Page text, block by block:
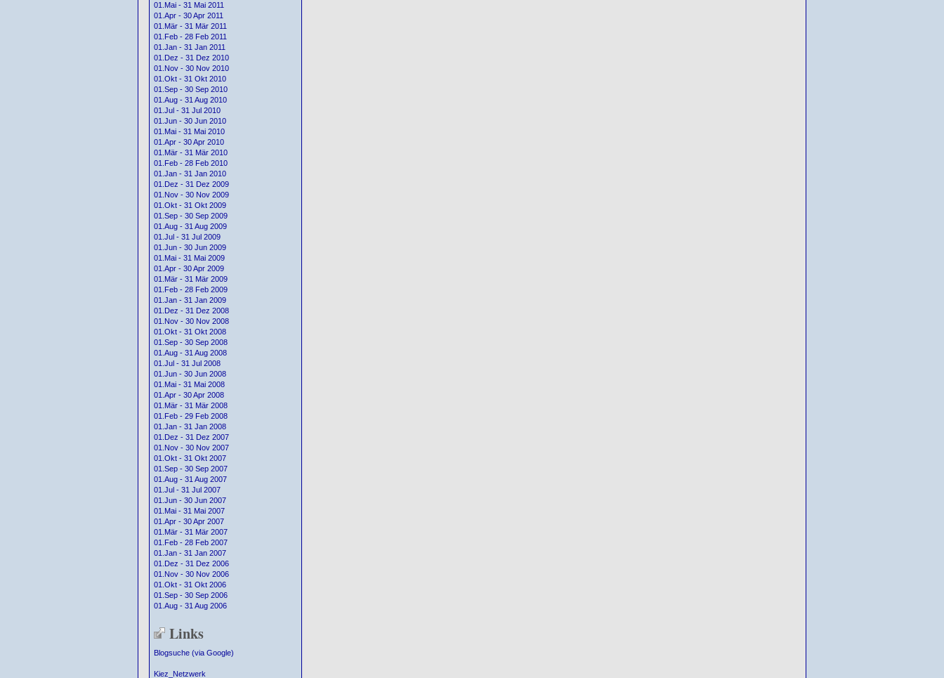
01.Mai - 31 Mai 2011
01.Apr - 30 Apr 2011
01.Mär - 31 Mär 2011
01.Feb - 28 Feb 2011
01.Jan - 31 Jan 2011
01.Dez - 31 Dez 2010
01.Nov - 30 Nov 2010
01.Okt - 31 Okt 2010
01.Sep - 30 Sep 2010
01.Aug - 31 Aug 2010
01.Jul - 31 Jul 2010
01.Jun - 30 Jun 2010
01.Mai - 31 Mai 2010
01.Apr - 30 Apr 2010
01.Mär - 31 Mär 2010
01.Feb - 28 Feb 2010
01.Jan - 31 Jan 2010
01.Dez - 31 Dez 2009
01.Nov - 30 Nov 2009
01.Okt - 31 Okt 2009
01.Sep - 30 Sep 2009
01.Aug - 31 Aug 2009
01.Jul - 31 Jul 2009
01.Jun - 30 Jun 2009
01.Mai - 31 Mai 2009
01.Apr - 30 Apr 2009
01.Mär - 31 Mär 2009
01.Feb - 28 Feb 2009
01.Jan - 31 Jan 2009
01.Dez - 31 Dez 2008
01.Nov - 30 Nov 2008
01.Okt - 31 Okt 2008
01.Sep - 30 Sep 2008
01.Aug - 31 Aug 2008
01.Jul - 31 Jul 2008
01.Jun - 30 Jun 2008
01.Mai - 31 Mai 2008
01.Apr - 30 Apr 2008
01.Mär - 31 Mär 2008
01.Feb - 29 Feb 2008
01.Jan - 31 Jan 2008
01.Dez - 31 Dez 2007
01.Nov - 30 Nov 2007
01.Okt - 31 Okt 2007
01.Sep - 30 Sep 2007
01.Aug - 31 Aug 2007
01.Jul - 31 Jul 2007
01.Jun - 30 Jun 2007
01.Mai - 31 Mai 2007
01.Apr - 30 Apr 2007
01.Mär - 31 Mär 2007
01.Feb - 28 Feb 2007
01.Jan - 31 Jan 2007
01.Dez - 31 Dez 2006
01.Nov - 30 Nov 2006
01.Okt - 31 Okt 2006
01.Sep - 30 Sep 2006
01.Aug - 31 Aug 2006
Links
Blogsuche (via Google)
Kiez_Netzwerk